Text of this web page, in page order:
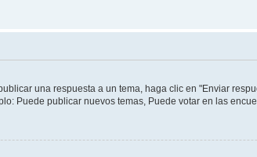
una respuesta a un tema, haga clic en "Enviar
Puede publicar nuevos temas, Puede votar en las